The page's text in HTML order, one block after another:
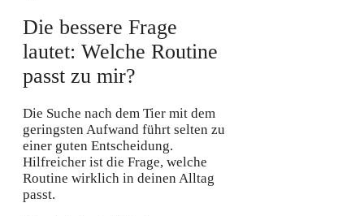
Die bessere Frage
lautet: Welche Routine
passt zu mir?
Die Suche nach dem Tier mit dem
geringsten Aufwand führt selten zu
einer guten Entscheidung.
Hilfreicher ist die Frage, welche
Routine wirklich in deinen Alltag
passt.